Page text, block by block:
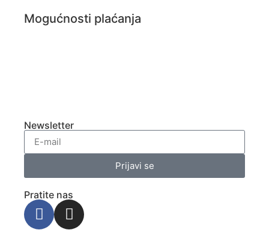
Mogućnosti plaćanja
Pratite nas
Newsletter
Prijavi se